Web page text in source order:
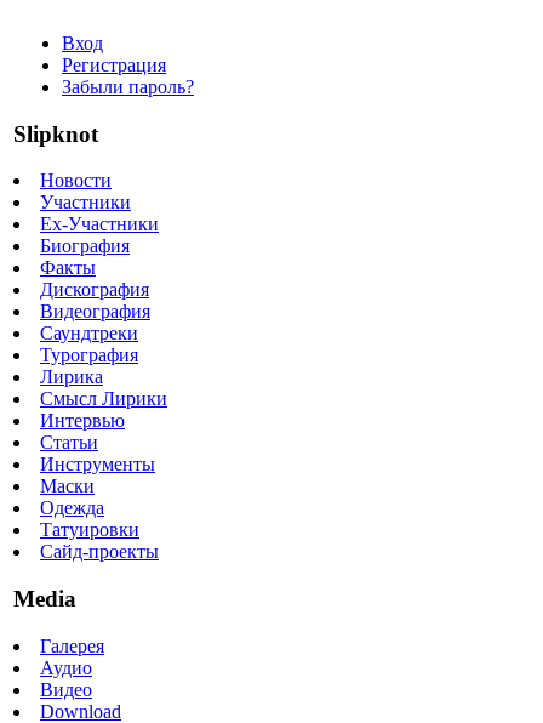
Вход
Регистрация
Забыли пароль?
Slipknot
Новости
Участники
Ex-Участники
Биография
Факты
Дискография
Видеография
Саундтреки
Турография
Лирика
Смысл Лирики
Интервью
Статьи
Инструменты
Маски
Одежда
Татуировки
Сайд-проекты
Media
Галерея
Аудио
Видео
Download